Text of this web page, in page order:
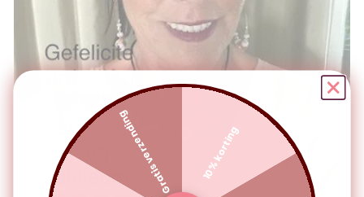
10% korting
Gratis verzending